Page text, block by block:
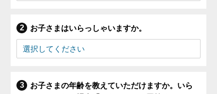
お子さまはいらっしゃいますか。
お子さまの年齢を教えていただけますか。いら